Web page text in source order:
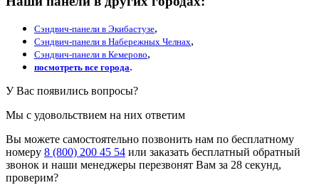
Сэндвич-панели в Экибастузе,
Сэндвич-панели в Набережных Челнах,
Сэндвич-панели в Кемерово,
посмотреть все города.
У Вас появились вопросы?
Мы с удовольствием на них ответим
Вы можете самостоятельно позвонить нам по бесплатному
номеру 8 (800) 200 45 54 или заказать бесплатный обратный
звонок и наши менеджеры перезвонят Вам за 28 секунд,
проверим?